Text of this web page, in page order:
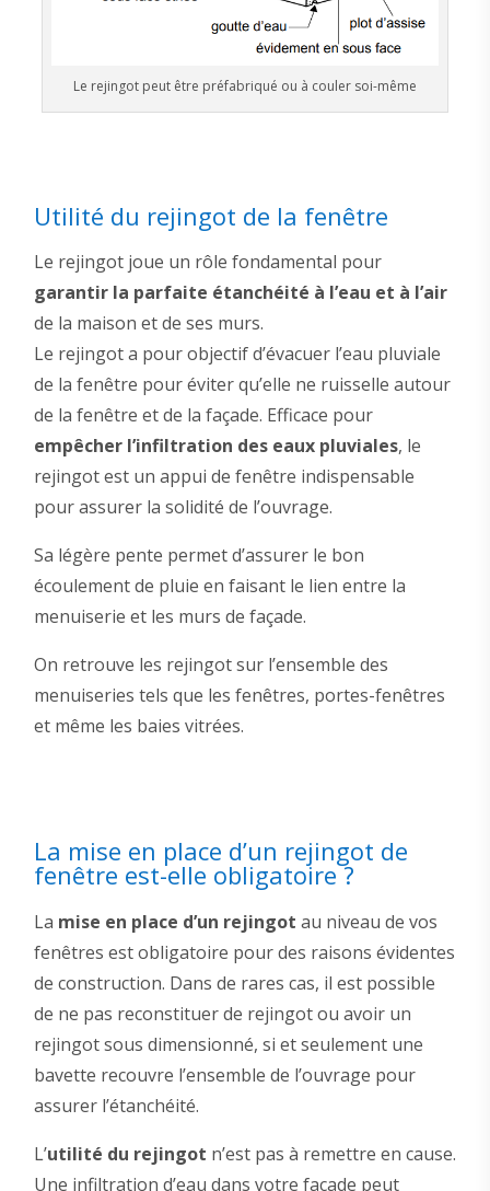
Le rejingot peut être préfabriqué ou à couler soi-même
Utilité du rejingot de la fenêtre
Le rejingot joue un rôle fondamental pour
garantir la parfaite étanchéité à l’eau et à l’air
de la maison et de ses murs.
Le rejingot a pour objectif d’évacuer l’eau pluviale
de la fenêtre pour éviter qu’elle ne ruisselle autour
de la fenêtre et de la façade. Efficace pour
empêcher l’infiltration des eaux pluviales, le
rejingot est un appui de fenêtre indispensable
pour assurer la solidité de l’ouvrage.
Sa légère pente permet d’assurer le bon
écoulement de pluie en faisant le lien entre la
menuiserie et les murs de façade.
On retrouve les rejingot sur l’ensemble des
menuiseries tels que les fenêtres, portes-fenêtres
et même les baies vitrées.
La mise en place d’un rejingot de
fenêtre est-elle obligatoire ?
La mise en place d’un rejingot au niveau de vos
fenêtres est obligatoire pour des raisons évidentes
de construction. Dans de rares cas, il est possible
de ne pas reconstituer de rejingot ou avoir un
rejingot sous dimensionné, si et seulement une
bavette recouvre l’ensemble de l’ouvrage pour
assurer l’étanchéité.
L’utilité du rejingot n’est pas à remettre en cause.
Une infiltration d’eau dans votre façade peut